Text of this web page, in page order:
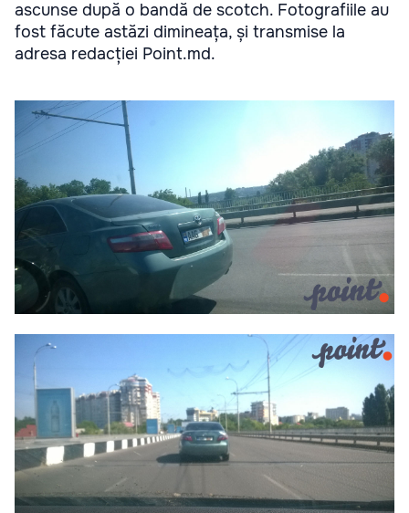
ascunse după o bandă de scotch. Fotografiile au
fost făcute astăzi dimineața, și transmise la
adresa redacției Point.md.